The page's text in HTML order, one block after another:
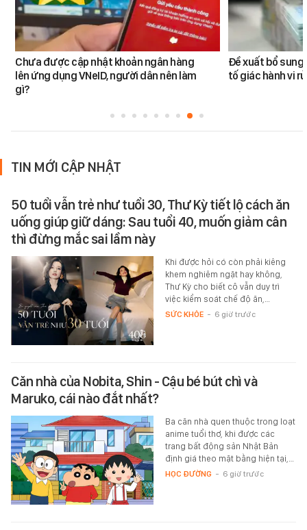
Chưa được cập nhật khoản ngân hàng
lên ứng dụng VNeID, người dân nên làm
gì?
Đề xuất bổ
tố giác hành vi
TIN MỚI CẬP NHẬT
50 tuổi vẫn trẻ như tuổi 30, Thư Kỳ tiết lộ cách ăn
uống giúp giữ dáng: Sau tuổi 40, muốn giảm cân
thì đừng mắc sai lầm này
Khi được hỏi có còn phải kiêng
khem nghiêm ngặt hay không,
Thư Kỳ cho biết cô vẫn duy trì
việc kiểm soát chế độ ăn,…
SỨC KHỎE - 6 giờ trước
Căn nhà của Nobita, Shin - Cậu bé bút chì và
Maruko, cái nào đắt nhất?
Ba căn nhà quen thuộc trong loạt
anime tuổi thơ, khi được các
trang bất động sản Nhật Bản
định giá theo mặt bằng hiện tại,…
HỌC ĐƯỜNG - 6 giờ trước